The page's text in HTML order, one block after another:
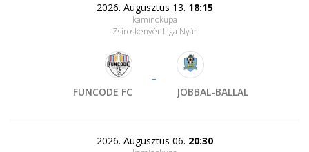
2026. Augusztus 13. 18:15
kaminokupa
Zsíroskenyér Liga Nyár
FUNCODE FC
-
JOBBAL-BALLAL
2026. Augusztus 06. 20:30